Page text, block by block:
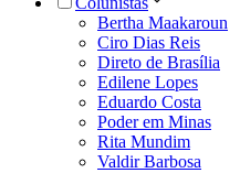
Bertha Maakaroun
Ciro Dias Reis
Direto de Brasília
Edilene Lopes
Eduardo Costa
Poder em Minas
Rita Mundim
Valdir Barbosa